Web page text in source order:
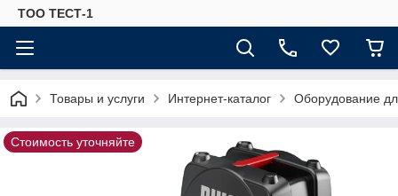
ТОО ТЕСТ-1
Товары и услуги Интернет-каталог Оборудование
Стоимость уточняйте